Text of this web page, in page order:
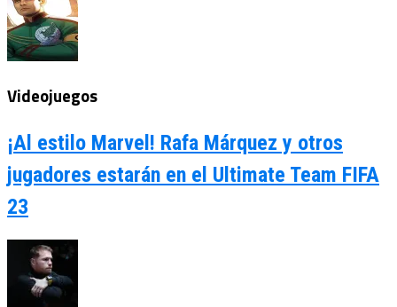
Videojuegos
¡Al estilo Marvel! Rafa Márquez y otros
jugadores estarán en el Ultimate Team FIFA
23